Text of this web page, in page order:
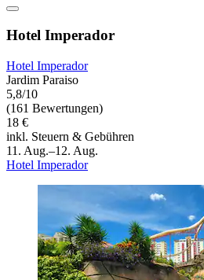
Hotel Imperador
Hotel Imperador
Jardim Paraiso
5,8/10
(161 Bewertungen)
18 €
inkl. Steuern & Gebühren
11. Aug.–12. Aug.
Hotel Imperador